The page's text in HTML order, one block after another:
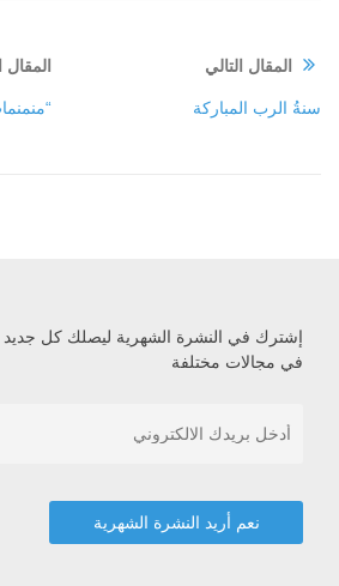
المقال التالي
سنةُ الرب المباركة
إشترك في النشرة الشهرية ليصلك كل
في مجالات مختلفة